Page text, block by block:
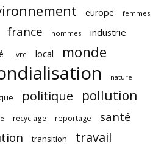
europe femmes
france hommes industrie
livre local monde
nature
politique pollution
recyclage reportage
santé
transition
travail